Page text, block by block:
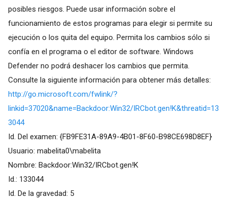
posibles riesgos. Puede usar información sobre el
funcionamiento de estos programas para elegir si permite su
ejecución o los quita del equipo. Permita los cambios sólo si
confía en el programa o el editor de software. Windows
Defender no podrá deshacer los cambios que permita.
Consulte la siguiente información para obtener más detalles:
http://go.microsoft.com/fwlink/?
linkid=37020&name=Backdoor:Win32/IRCbot.gen!K&threatid=13
3044
Id. Del examen: {FB9FE31A-89A9-4B01-8F60-B98CE698D8EF}
Usuario: mabelita0\mabelita
Nombre: Backdoor:Win32/IRCbot.gen!K
Id.: 133044
Id. De la gravedad: 5